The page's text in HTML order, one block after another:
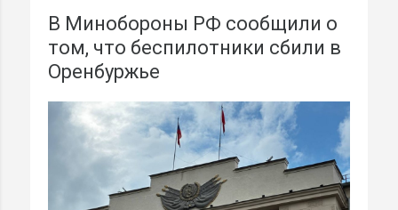
В Минобороны РФ сообщили о
том, что беспилотники сбили в
Оренбуржье